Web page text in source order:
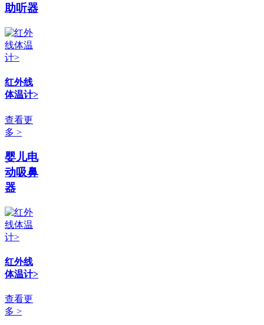
助听器
红外线
体温计>
查看更
多 >
婴儿电
动吸鼻
器
红外线
体温计>
查看更
多 >